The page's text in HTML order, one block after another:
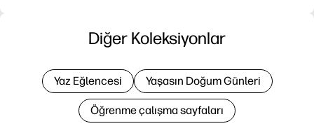
Diğer Koleksiyonlar
Yaz Eğlencesi Yaşasın Doğum Günleri
Öğrenme çalışma sayfaları